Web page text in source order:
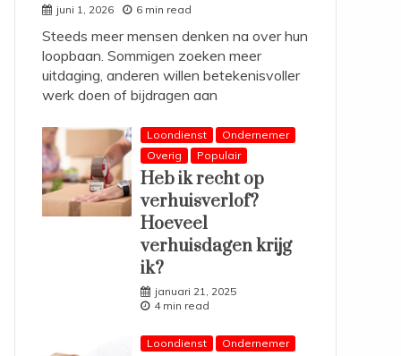
juni 1, 2026 6 min read
Steeds meer mensen denken na over hun
loopbaan. Sommigen zoeken meer
uitdaging, anderen willen betekenisvoller
werk doen of bijdragen aan
Loondienst
Ondernemer
Overig
Populair
Heb ik recht op
verhuisverlof?
Hoeveel
verhuisdagen krijg
ik?
januari 21, 2025
4 min read
Loondienst
Ondernemer